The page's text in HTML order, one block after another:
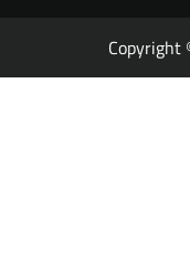
Copyright